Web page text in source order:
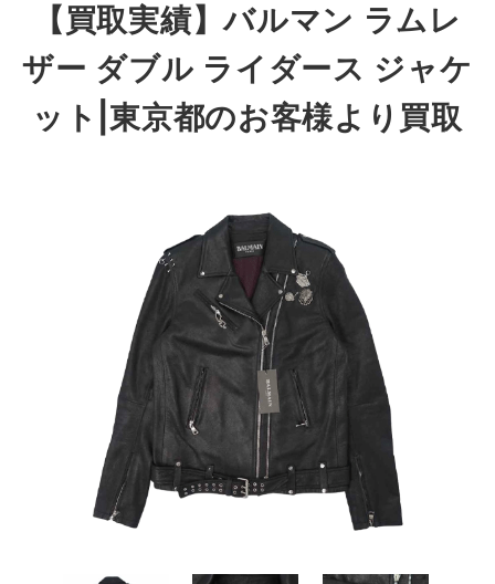
【買取実績】バルマン ラムレ
ザー ダブル ライダース ジャケ
ット|東京都のお客様より買取